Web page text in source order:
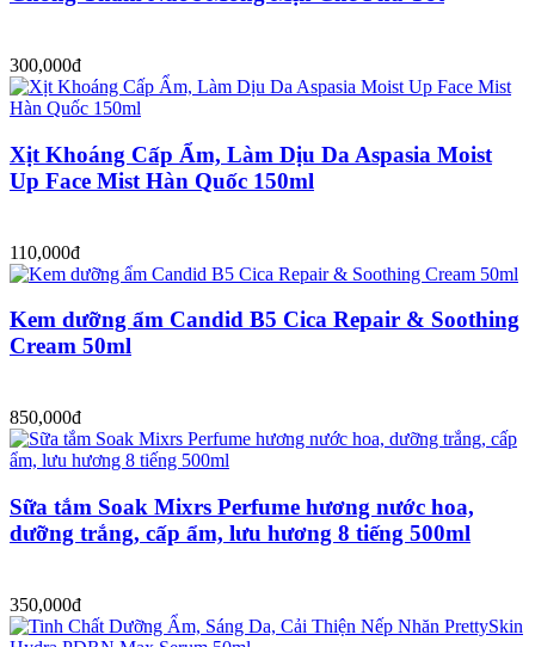
300,000đ
Xịt Khoáng Cấp Ẩm, Làm Dịu Da Aspasia Moist
Up Face Mist Hàn Quốc 150ml
110,000đ
Kem dưỡng ẩm Candid B5 Cica Repair & Soothing
Cream 50ml
850,000đ
Sữa tắm Soak Mixrs Perfume hương nước hoa,
dưỡng trắng, cấp ẩm, lưu hương 8 tiếng 500ml
350,000đ